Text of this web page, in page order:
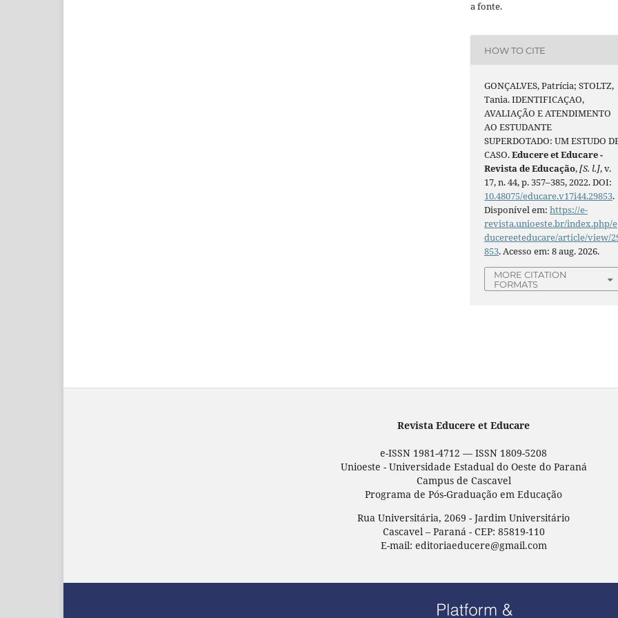
a fonte.
HOW TO CITE
GONÇALVES, Patrícia; STOLTZ,
Tania. IDENTIFICAÇAO,
AVALIAÇÃO E ATENDIMENTO
AO ESTUDANTE
SUPERDOTADO: UM ESTUDO
CASO.Educere et Educare -
Revista de Educação,[S. l.], v.
17, n. 44, p. 357–385, 2022. DOI:
10.48075/educare.v17i44.29853.
Disponível em:https://e-
revista.unioeste.br/index.php/e
ducereeteducare/article/view/
853. Acesso em: 8 aug. 2026.
MORE CITATION
FORMATS
Revista Educere et Educare
e-ISSN 1981-4712 — ISSN 1809-5208
Unioeste - Universidade Estadual do Oeste do Paraná
Campus de Cascavel
Programa de Pós-Graduação em Educação
Rua Universitária, 2069 - Jardim Universitário
Cascavel – Paraná - CEP: 85819-110
E-mail: editoriaeducere@gmail.com